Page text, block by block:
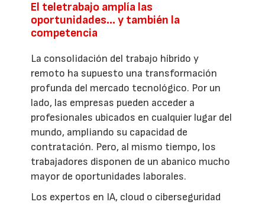
El teletrabajo amplía las
oportunidades… y también la
competencia
La consolidación del trabajo híbrido y
remoto ha supuesto una transformación
profunda del mercado tecnológico. Por un
lado, las empresas pueden acceder a
profesionales ubicados en cualquier lugar del
mundo, ampliando su capacidad de
contratación. Pero, al mismo tiempo, los
trabajadores disponen de un abanico mucho
mayor de oportunidades laborales.
Los expertos en IA, cloud o ciberseguridad